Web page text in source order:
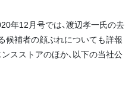
年12月号では、渡辺孝一氏の去
候補者の顔ぶれについても詳報
スストアのほか、以下の当社公